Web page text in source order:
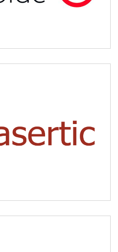
y modernización